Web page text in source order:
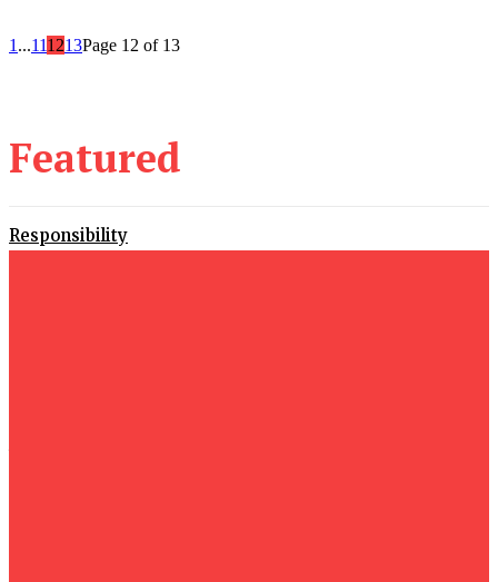
1 ...111213Page 12 of 13
Featured
Responsibility